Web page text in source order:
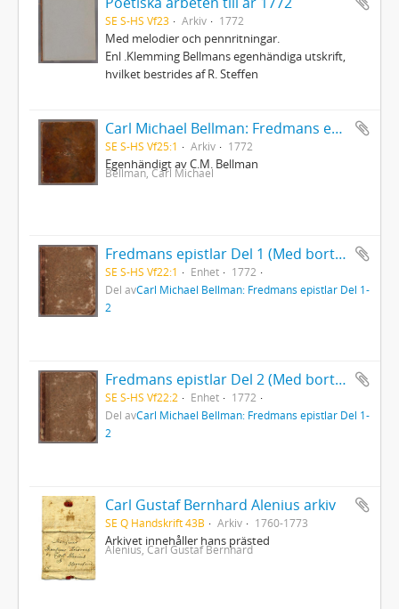
SE S-HS Vf23 Arkiv 1772
Med melodier och pennritningar.
Enl .Klemming Bellmans egenhändiga utskrift,
hvilket bestrides af R. Steffen
Carl Michael Bellman: Fredmans epistlar [dedicerade till J.D. Duwall] Del 1
SE S-HS Vf25:1 Arkiv 1772
Egenhändigt av C.M. Bellman
Bellman, Carl Michael
Fredmans epistlar Del 1 (Med bortriven dedikation)
SE S-HS Vf22:1 Enhet
1772
Del avCarl Michael Bellman: Fredmans epistlar Del 1-
2
Fredmans epistlar Del 2 (Med bortriven dedikation)
SE S-HS Vf22:2 Enhet
1772
Del avCarl Michael Bellman: Fredmans epistlar Del 1-
2
Carl Gustaf Bernhard Alenius arkiv
SE Q Handskrift 43B Arkiv 1760-1773
Arkivet innehåller hans prästed
Alenius, Carl Gustaf Bernhard